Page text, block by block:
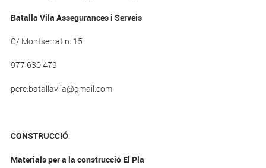
Batalla Vila Assegurances i Serveis
C/ Montserrat n. 15
977 630 479
pere.batallavila@gmail.com
CONSTRUCCIÓ
Materials per a la construcció El Pla